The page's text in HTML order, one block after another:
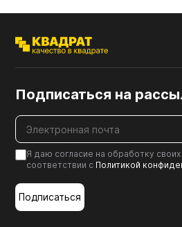
Подписаться на
Я даю согласие на обработку
соответствии с Политикой
Подписаться